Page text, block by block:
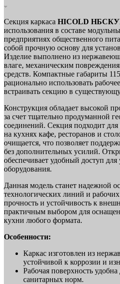
Секция каркаса HICOLD
использования в составе
предприятиях общественного
собой прочную основу для
Изделие выполнено из
влаге, механическим
средств. Компактные габариты
рационально использовать
встраивать секцию в
Конструкция обладает высокой
за счет тщательно продуманной
соединений. Секция подходит
на кухнях кафе, ресторанов и
очищается, что позволяет
без дополнительных усилий.
обеспечивает удобный доступ
оборудования.
Данная модель станет надежной
технологических линий и
прочность и устойчивость к
практичным выбором для
кухни любого формата.
Особенности:
Каркас изготовлен из
устойчивой к коррозии и
Рабочая поверхность
санитарных норм.